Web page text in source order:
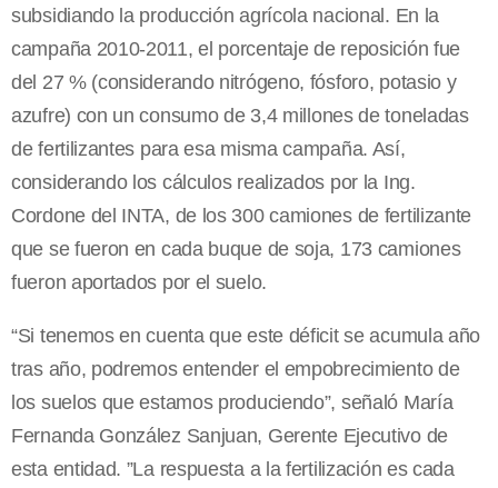
subsidiando la producción agrícola nacional. En la
campaña 2010-2011, el porcentaje de reposición fue
del 27 % (considerando nitrógeno, fósforo, potasio y
azufre) con un consumo de 3,4 millones de toneladas
de fertilizantes para esa misma campaña. Así,
considerando los cálculos realizados por la Ing.
Cordone del INTA, de los 300 camiones de fertilizante
que se fueron en cada buque de soja, 173 camiones
fueron aportados por el suelo.
“Si tenemos en cuenta que este déficit se acumula año
tras año, podremos entender el empobrecimiento de
los suelos que estamos produciendo”, señaló María
Fernanda González Sanjuan, Gerente Ejecutivo de
esta entidad. ”La respuesta a la fertilización es cada